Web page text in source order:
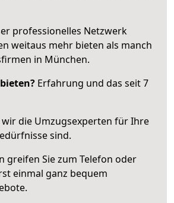
professionelles Netzwerk
weitaus mehr bieten als manch
in München.
Erfahrung und das seit 7
wir die Umzugsexperten für Ihre
sind.
greifen Sie zum Telefon oder
einmal ganz bequem